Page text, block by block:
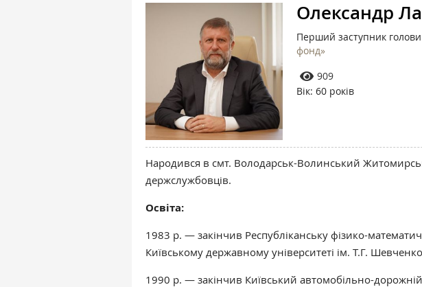
Олександр
Перший заступник
фонд»
909
Вік: 60 років
Народився в смт. Володарськ-Волинський
держслужбовців.
Освіта:
1983 р. — закінчив Республіканську фізико-
Київському державному університеті ім. Т.Г.
1990 р. — закінчив Київський автомобільно-дорожній